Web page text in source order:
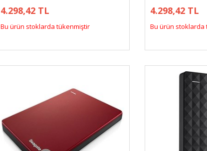
4.298,42 TL
Bu ürün stoklarda tükenmiştir
4.298,42 TL
Bu ürün stoklarda